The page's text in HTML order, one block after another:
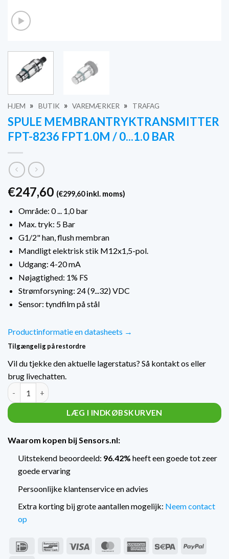
HJEM » BUTIK » VAREMÆRKER » TRAFAG
SPULE MEMBRANTRYKTRANSMITTER
FPT-8236 FPT1.0M / 0...1.0 BAR
€247,60 (€299,60inkl. moms)
Område: 0 ... 1,0 bar
Max. tryk: 5 Bar
G1/2" han, flush membran
Mandligt elektrisk stik M12x1,5-pol.
Udgang: 4-20 mA
Nøjagtighed: 1% FS
Strømforsyning: 24 (9...32) VDC
Sensor: tyndfilm på stål
Productinformatie en datasheets →
Tilgængelig på restordre
Vil du tjekke den aktuelle lagerstatus? Så kontakt os eller
brug livechatten.
Flush Membraan druktransmitter FPT-8236 FPT1.0M / 0...1,0
LÆG I INDKØBSKURVEN
Waarom kopen bij Sensors.nl:
Uitstekend beoordeeld: 96.42% heeft een goede tot zeer
goede ervaring
Persoonlijke klantenservice en advies
Extra korting bij grote aantallen mogelijk: Neem contact
op
IDeal BancontactVisum MasterCardAmerican Sepa
PayPal